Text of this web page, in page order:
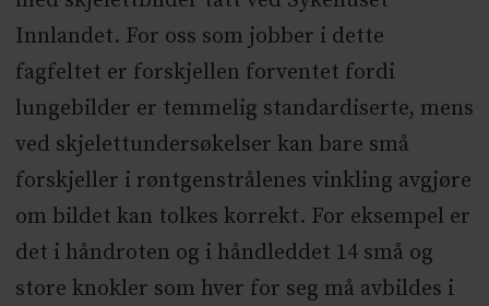
Innlandet. For oss som jobber i dette
fagfeltet er forskjellen forventet fordi
lungebilder er temmelig standardiserte, mens
ved skjelettundersøkelser kan bare små
forskjeller i røntgenstrålenes vinkling avgjøre
om bildet kan tolkes korrekt. For eksempel er
det i håndroten og i håndleddet 14 små og
store knokler som hver for seg må avbildes i